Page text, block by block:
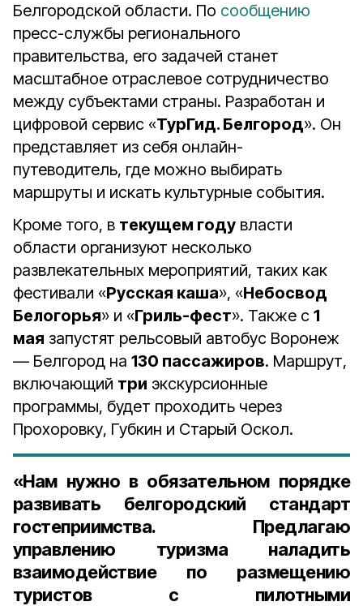
Белгородской области. По сообщению
пресс-службы регионального
правительства, его задачей станет
масштабное отраслевое сотрудничество
между субъектами страны. Разработан и
цифровой сервис «ТурГид. Белгород». Он
представляет из себя онлайн-
путеводитель, где можно выбирать
маршруты и искать культурные события.
Кроме того, в текущем году власти
области организуют несколько
развлекательных мероприятий, таких как
фестивали «Русская каша», «Небосвод
Белогорья» и «Гриль-фест». Также с 1
мая запустят рельсовый автобус Воронеж
— Белгород на 130 пассажиров. Маршрут,
включающий три экскурсионные
программы, будет проходить через
Прохоровку, Губкин и Старый Оскол.
«Нам нужно в обязательном порядке
развивать белгородский стандарт
гостеприимства. Предлагаю
управлению туризма наладить
взаимодействие по размещению
туристов с пилотными